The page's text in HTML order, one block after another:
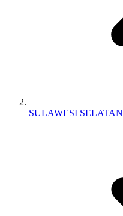
SULAWESI SELATAN